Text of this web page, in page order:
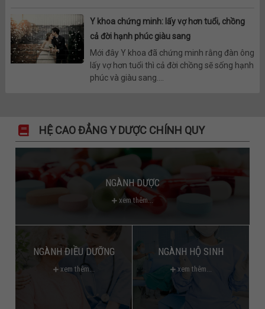
Y khoa chứng minh: lấy vợ hơn tuổi, chồng
cả đời hạnh phúc giàu sang
Mới đây Y khoa đã chứng minh rằng đàn ông
lấy vợ hơn tuổi thì cả đời chồng sẽ sống hạnh
phúc và giàu sang....
HỆ CAO ĐẲNG Y DƯỢC CHÍNH QUY
NGÀNH DƯỢC
xem thêm...
NGÀNH ĐIỀU DƯỠNG
xem thêm...
NGÀNH HỘ SINH
xem thêm...